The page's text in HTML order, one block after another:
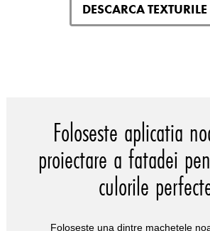
DESCARCA TEXTURILE
Foloseste aplicatia
proiectare a fatadei
culorile
Foloseste una dintre machetele